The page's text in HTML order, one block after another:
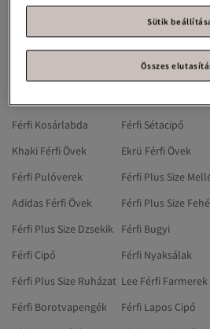
Férfi Ruházat
Férfi Plus Size Ingek
Férfi Parkák
Férfi
Férfi Kosárlabda
Férfi Sétacipő
Khaki Férfi Övek
Ekrü Férfi Övek
Férfi Pulóverek
Adidas Férfi Övek
Férfi Plus Size Dzsekik
Férfi Bugyi
Férfi Cipő
Férfi Nyaksálak
Férfi Plus Size Ruházat Lee Férfi Farmerek
Férfi Borotvapengék
Férfi Lapos Cipő
Sütik
Összes